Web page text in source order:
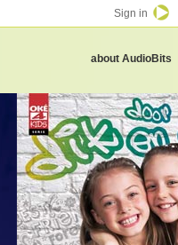
about AudioBits
Sign in